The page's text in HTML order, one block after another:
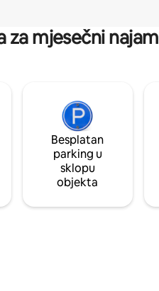
za mjesečni najam
Besplatan
parking u
sklopu
objekta